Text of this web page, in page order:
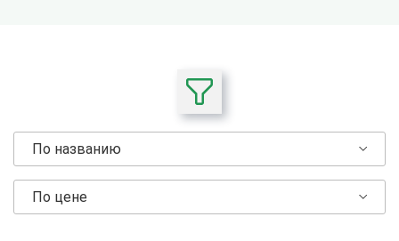
По названию
По цене